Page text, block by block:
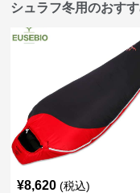
シュラフ冬用のおす
¥8,620 (税込)